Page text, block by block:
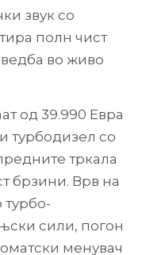
звук со
полн чист
во живо
од 39.990 Евра
турбодизел со
тркала
брзини. Врв на
турбо-
сили, погон
менувач